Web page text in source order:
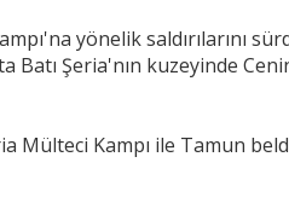
yönelik saldırılarını
Şeria'nın kuzeyinde
Mülteci Kampı ile Tamun